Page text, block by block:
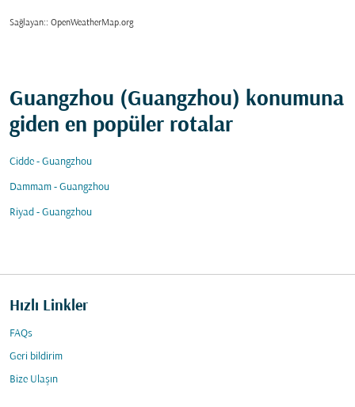
Sağlayan:: OpenWeatherMap.org
Guangzhou (Guangzhou) konumuna
giden en popüler rotalar
Cidde - Guangzhou
Dammam - Guangzhou
Riyad - Guangzhou
Hızlı Linkler
FAQs
Geri bildirim
Bize Ulaşın